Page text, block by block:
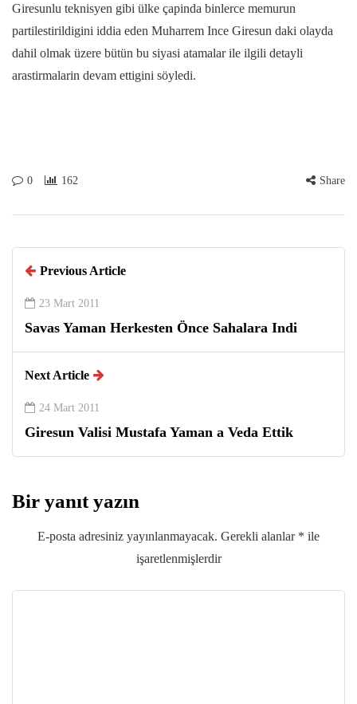
Giresunlu teknisyen gibi ülke çapinda binlerce memurun
partilestirildigini iddia eden Muharrem Ince Giresun daki olayda
dahil olmak üzere bütün bu siyasi atamalar ile ilgili detayli
arastirmalarin devam ettigini söyledi.
0 162 Share
Previous Article
23 Mart 2011
Savas Yaman Herkesten Önce Sahalara Indi
Next Article
24 Mart 2011
Giresun Valisi Mustafa Yaman a Veda Ettik
Bir yanıt yazın
E-posta adresiniz yayınlanmayacak. Gerekli alanlar * ile
işaretlenmişlerdir